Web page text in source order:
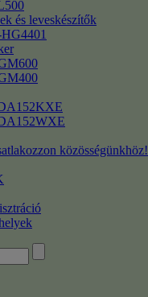
és leveskészítők
közösségünkhöz!